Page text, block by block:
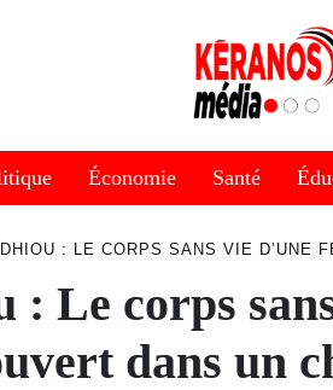
Économie Santé
: LE CORPS SANS VIE D’UNE
: Le corps
dans un